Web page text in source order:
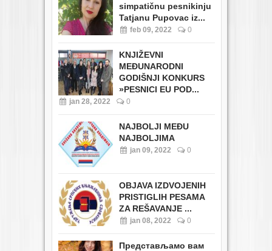
simpatičnu pesnikinju
Tatjanu Pupovac iz...
feb 09, 2022 0
KNJIŽEVNI
MEĐUNARODNI
GODIŠNJI KONKURS
»PESNICI EU POD...
jan 28, 2022 0
NAJBOLJI MEĐU
NAJBOLJIMA
jan 09, 2022 0
OBJAVA IZDVOJENIH
PRISTIGLIH PESAMA
ZA REŠAVANJE ...
jan 08, 2022 0
Представљамо вам